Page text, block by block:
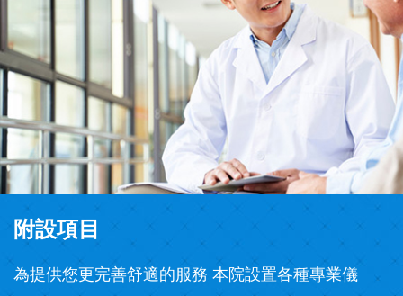
附設項目
為提供您更完善舒適的服務 本院設置各種專業儀